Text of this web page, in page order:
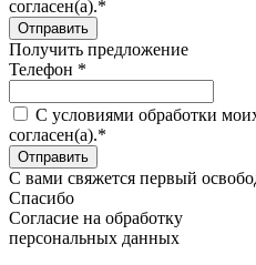
согласен(а).*
Получить предложение
Телефон *
C условиями обработки
согласен(а).*
С вами свяжется первый
Спасибо
Согласие на обработку
персональных данных